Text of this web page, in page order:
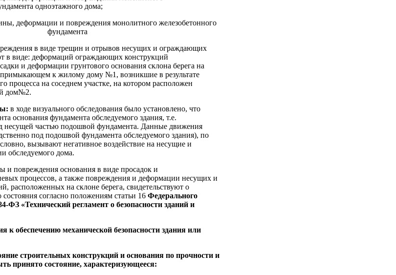
одноэтажного дома;
в виде трещин и отрывов несущих и ограждающих
в виде: деформаций ограждающих конструкций
и деформации грунтового основания склона берега на
примыкающем к жилому дому №1, возникшие в результате
процесса на соседнем участке, на котором расположен
дом№2.
в ходе визуального обследования было установлено, что
основания фундамента обследуемого здания, т.е.
несущей частью подошвой фундамента. Данные движения
под подошвой фундамента обследуемого здания), по
вызывают негативное воздействие на несущие и
обследуемого дома.
и повреждения основания в виде просадок и
процессов, а также повреждения и деформации несущих и
расположенных на склоне берега, свидетельствуют о
согласно положениям статьи 16 Федерального
ФЗ «Технический регламент о безопасности зданий и
к обеспечению механической безопасности здания или
строительных конструкций и основания по прочности и
принято состояние, характеризующееся: